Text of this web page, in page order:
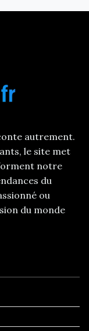
autrement.
le site met
notre
du
ou
du monde